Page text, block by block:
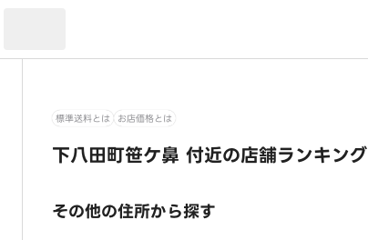
標準送料とは お店価格とは
下八田町笹ケ鼻 付近の店舗ランキング
その他の住所から探す